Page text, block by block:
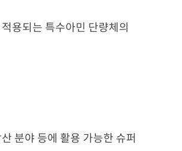
용되는 특수아민 단량체의
분야 등에 활용 가능한 슈퍼